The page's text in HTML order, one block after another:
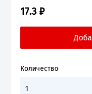
17.3 ₽
Количество
1